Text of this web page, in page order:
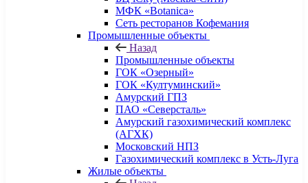
МФК «Botanica»
Сеть ресторанов Кофемания
Промышленные объекты
Назад
Промышленные объекты
ГОК «Озерный»
ГОК «Култуминский»
Амурский ГПЗ
ПАО «Северсталь»
Амурский газохимический комплекс
(АГХК)
Московский НПЗ
Газохимический комплекс в Усть-Луга
Жилые объекты